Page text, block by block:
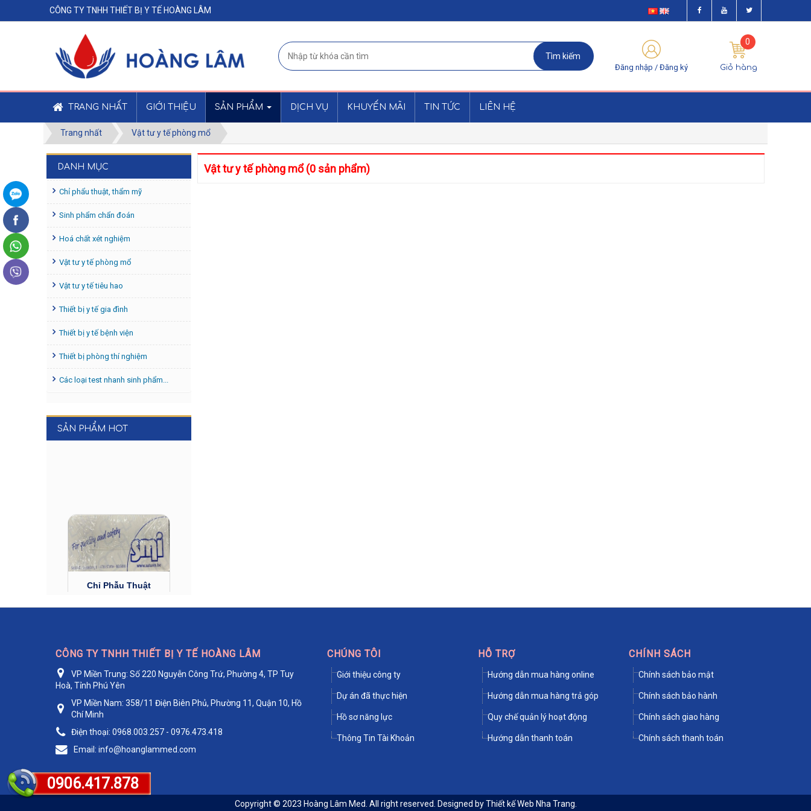
0906.417.878
Đăng nhập /Đăng ký Giỏ hàng
0
TRANG NHẤT GIỚI THIỆU SẢN PHẨM DỊCH VỤ KHUYẾN MÃI TIN TỨC LIÊN HỆ
CÔNG TY TNHH THIẾT BỊ Y TẾ HOÀNG LÂM
Trang nhất Vật tư y tế phòng mổ
Vật tư y tế phòng mổ (0 sản phẩm)
DANH MỤC
Chỉ phẩu thuật, thẩm mỹ
Sinh phẩm chẩn đoán
Hoá chất xét nghiệm
Vật tư y tế phòng mổ
Vật tư y tế tiêu hao
Thiết bị y tế gia đình
Thiết bị y tế bệnh viện
Thiết bị phòng thí nghiệm
Các loại test nhanh sinh phẩm...
SẢN PHẨM HOT
Chỉ Phẫu Thuật
Catgut Chrom số...
Chỉ Phẫu Thuật
Liên hệ
CÔNG TY TNHH THIẾT BỊ Y TẾ HOÀNG LÂM
VP Miền Trung: Số 220 Nguyễn Công Trứ, Phường 4, TP Tuy
Hoà, Tỉnh Phú Yên
VP Miền Nam: 358/11 Điện Biên Phủ, Phường 11, Quận 10, Hồ
Chí Minh
Điện thoại: 0968.003.257 - 0976.473.418
Email: info@hoanglammed.com
CHÚNG TÔI
Giới thiệu công ty
Dự án đã thực hiện
Hồ sơ năng lực
Thông Tin Tài Khoản
HỖ TRỢ
Hướng dẫn mua hàng online
Hướng dẫn mua hàng trả góp
Quy chế quản lý hoạt động
Hướng dẫn thanh toán
CHÍNH SÁCH
Chính sách bảo mật
Chính sách bảo hành
Chính sách giao hàng
Chính sách thanh toán
Copyright © 2023 Hoàng Lâm Med . All right reserved. Designed byThiết kế Web Nha Trang